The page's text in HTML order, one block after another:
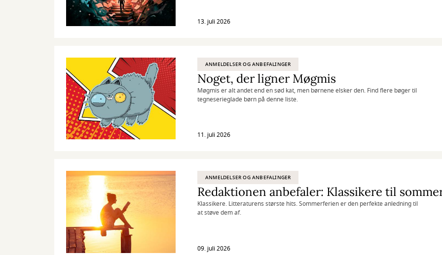
13. juli 2026
ANMELDELSER OG ANBEFALINGER
Noget, der ligner Møgmis
Møgmis er alt andet end en sød kat, men børnene elsker den. Find flere bøger til
tegneserieglade børn på denne liste.
11. juli 2026
ANMELDELSER OG ANBEFALINGER
Redaktionen anbefaler: Klassikere til
Klassikere. Litteraturens største hits. Sommerferien er den perfekte anledning til
at støve dem af.
09. juli 2026